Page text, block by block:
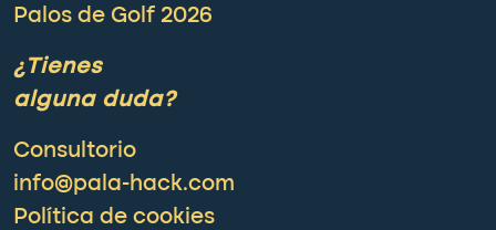
Palos de Golf 2026
¿Tienes
alguna duda?
Consultorio
info@pala-hack.com
Política de cookies